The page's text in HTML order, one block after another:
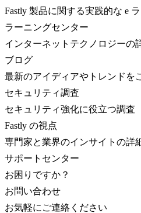
Fastly 製品に関する実践的な e
ラーニングセンター
インターネットテクノロジーの
ブログ
最新のアイディアやトレンドを
セキュリティ調査
セキュリティ強化に役立つ調査
Fastly の視点
専門家と業界のインサイトの詳
サポートセンター
お困りですか？
お問い合わせ
お気軽にご連絡ください